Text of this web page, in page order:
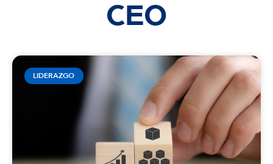
CEO
LIDERAZGO